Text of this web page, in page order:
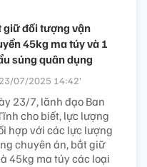
giữ đối tượng vận
45kg ma túy và 1
súng quân dụng
23/07/2025 14:42’
23/7, lãnh đạo Ban
cho biết, lực lượng
hợp với các lực lượng
chuyên án, bắt giữ
45kg ma túy các loại